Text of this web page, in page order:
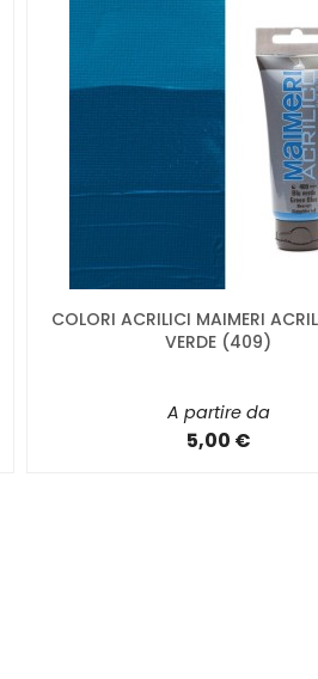
COLORI ACRILICI MAIMERI
VERDE (409)
A partire da
5,00 €